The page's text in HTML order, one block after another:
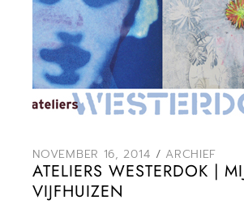
NOVEMBER 16, 2014 ARCHIEF
ATELIERS WESTERDOK |
VIJFHUIZEN